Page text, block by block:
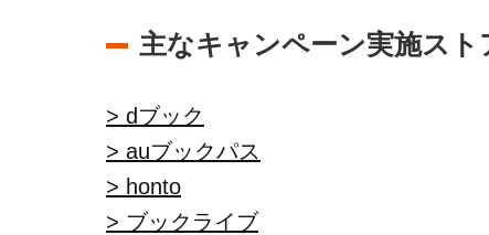
主なキャンペーン実施スト
> dブック
> auブックパス
> honto
> ブックライブ